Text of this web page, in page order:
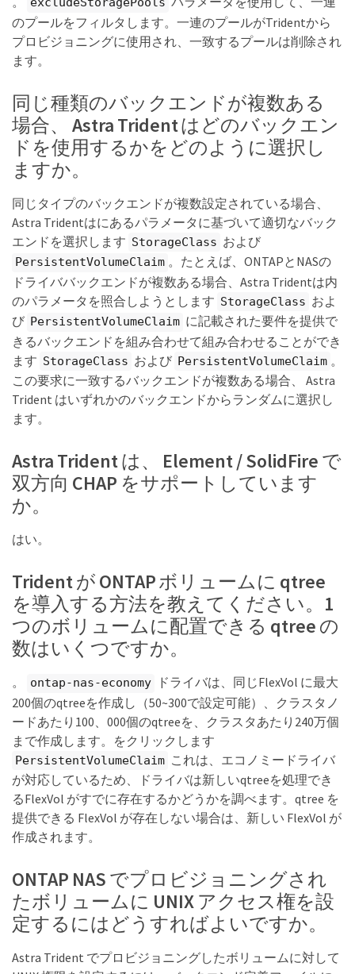
のプールをフィルタします。一連のプールがTridentから
プロビジョニングに使用され、一致するプールは削除され
ます。
同じ種類のバックエンドが複数ある
場合、 Astra Trident はどのバックエン
ドを使用するかをどのように選択し
ますか。
同じタイプのバックエンドが複数設定されている場合、
Astra Tridentはにあるパラメータに基づいて適切なバック
エンドを選択します StorageClass および
PersistentVolumeClaim 。たとえば、ONTAPとNASの
ドライババックエンドが複数ある場合、Astra Tridentは内
のパラメータを照合しようとします StorageClass およ
び PersistentVolumeClaim に記載された要件を提供で
きるバックエンドを組み合わせて組み合わせることができ
ます StorageClass および PersistentVolumeClaim 。
この要求に一致するバックエンドが複数ある場合、 Astra
Trident はいずれかのバックエンドからランダムに選択し
ます。
Astra Trident は、 Element / SolidFire で
双方向 CHAP をサポートしています
か。
はい。
Trident が ONTAP ボリュームに qtree
を導入する方法を教えてください。1
つのボリュームに配置できる qtree の
数はいくつですか。
。 ontap-nas-economy
ドライバは、同じFlexVol に最大
200個のqtreeを作成し（50~300で設定可能）、クラスタノ
ードあたり100、000個のqtreeを、クラスタあたり240万個
まで作成します。をクリックします
PersistentVolumeClaim これは、エコノミードライバ
が対応しているため、ドライバは新しいqtreeを処理でき
るFlexVol がすでに存在するかどうかを調べます。qtree を
提供できる FlexVol が存在しない場合は、新しい FlexVol が
作成されます。
ONTAP NAS でプロビジョニングされ
たボリュームに UNIX アクセス権を設
定するにはどうすればよいですか。
Astra Trident でプロビジョニングしたボリュームに対して